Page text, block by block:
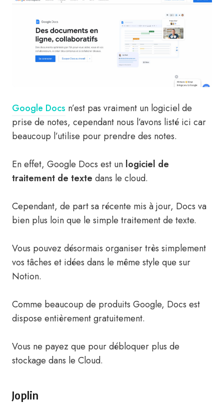
Google Docs n’est pas vraiment un logiciel de
prise de notes, cependant nous l’avons listé ici car
beaucoup l’utilise pour prendre des notes.
En effet, Google Docs est un logiciel de
traitement de texte dans le cloud.
Cependant, de part sa récente mis à jour, Docs va
bien plus loin que le simple traitement de texte.
Vous pouvez désormais organiser très simplement
vos tâches et idées dans le même style que sur
Notion.
Comme beaucoup de produits Google, Docs est
dispose entièrement gratuitement.
Vous ne payez que pour débloquer plus de
stockage dans le Cloud.
Joplin